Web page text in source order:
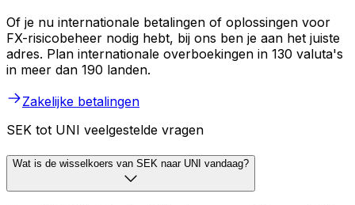
Of je nu internationale betalingen of oplossingen voor
FX-risicobeheer nodig hebt, bij ons ben je aan het juiste
adres. Plan internationale overboekingen in 130 valuta's
in meer dan 190 landen.
Zakelijke betalingen
SEK tot UNI veelgestelde vragen
Wat is de wisselkoers van SEK naar UNI vandaag?